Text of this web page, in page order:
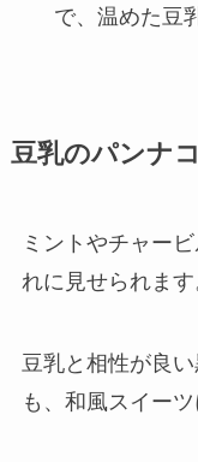
で、温めた豆
豆乳のパンナ
ミントやチャー
れに見せられます
豆乳と相性が良
も、和風スイー